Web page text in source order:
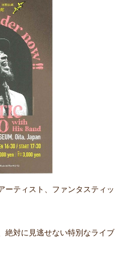
ーティスト、ファンタスティッ
絶対に見逃せない特別なライブ